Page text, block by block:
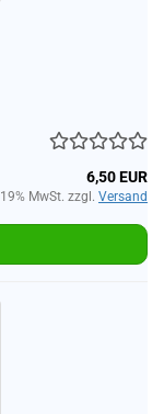
6,50 EUR
MwSt. zzgl. Versand